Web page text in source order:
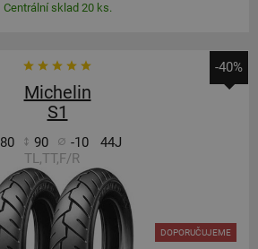
Centrální sklad 20 ks.
-40%
Michelin
S1
80 90 -10
44J
TL,TT,F/R
DOPORUČUJEME